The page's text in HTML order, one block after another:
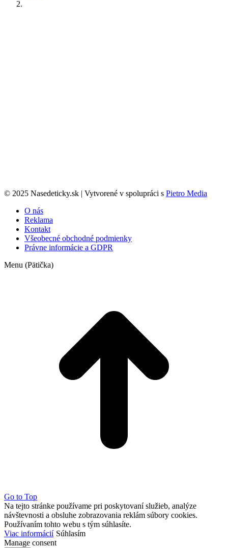
© 2025 Nasedeticky.sk | Vytvorené v spolupráci s Pietro Media
O nás
Reklama
Kontakt
Všeobecné obchodné podmienky
Právne informácie a GDPR
Menu (Pätička)
Go to Top
Na tejto stránke používame pri poskytovaní služieb, analýze
návštevnosti a obsluhe zobrazovania reklám súbory cookies.
Používaním tohto webu s tým súhlasíte.
Viac informácií Súhlasím
Manage consent